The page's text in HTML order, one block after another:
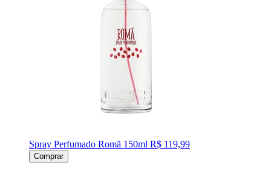
Spray Perfumado Romã 150ml R$ 119,99
Comprar